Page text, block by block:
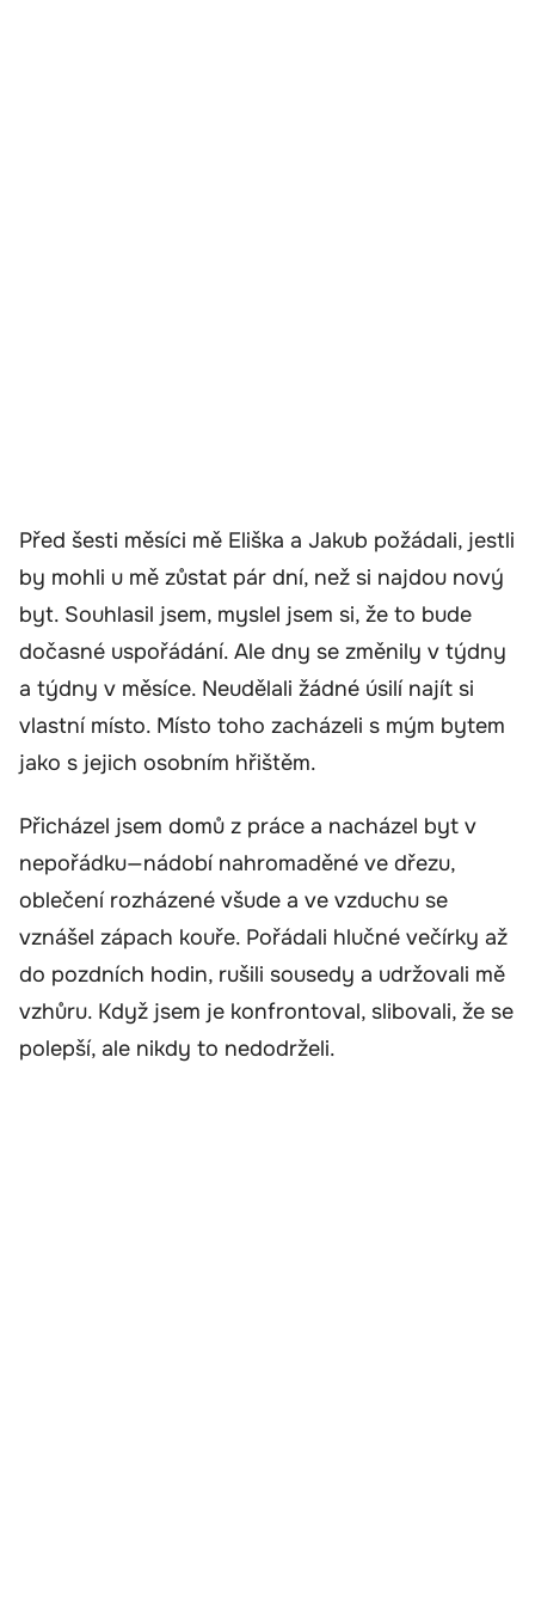
Před šesti měsíci mě Eliška a Jakub požádali, jestli
by mohli u mě zůstat pár dní, než si najdou nový
byt. Souhlasil jsem, myslel jsem si, že to bude
dočasné uspořádání. Ale dny se změnily v týdny
a týdny v měsíce. Neudělali žádné úsilí najít si
vlastní místo. Místo toho zacházeli s mým bytem
jako s jejich osobním hřištěm.
Přicházel jsem domů z práce a nacházel byt v
nepořádku—nádobí nahromaděné ve dřezu,
oblečení rozházené všude a ve vzduchu se
vznášel zápach kouře. Pořádali hlučné večírky až
do pozdních hodin, rušili sousedy a udržovali mě
vzhůru. Když jsem je konfrontoval, slibovali, že se
polepší, ale nikdy to nedodrželi.